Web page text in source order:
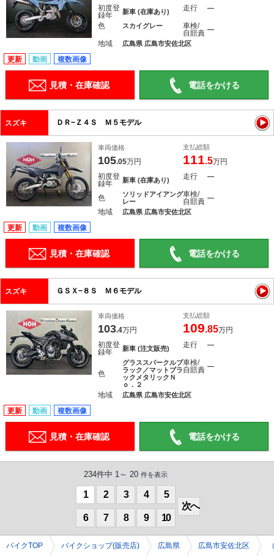
初度登
録年
新車 (在庫あり) 走行 ―
色 スカイグレー
車検/
自賠責 ―
地域 広島県 広島市安佐北区
更新 動画 複数画像
見積・在庫確認 電話をかける
スズキ ＤＲ−Ｚ４Ｓ Ｍ５モデル
車両価格
105.05万円
支払総額
111.5万円
初度登
録年
新車 (在庫あり) 走行 ―
色
ソリッドアイアング
レー
車検/
自賠責 ―
地域 広島県 広島市安佐北区
更新 動画 複数画像
見積・在庫確認 電話をかける
スズキ ＧＳＸ−８Ｓ Ｍ６モデル
車両価格
103.4万円
支払総額
109.85万円
初度登
録年
新車 (注文販売) 走行 ―
色
グラススパークルブ
ラック／マットブラ
ックメタリックＮ
ｏ．２
車検/
自賠責 ―
地域 広島県 広島市安佐北区
更新 動画 複数画像
見積・在庫確認 電話をかける
234件中 1～ 20 件を表示
1 2 3 4 5
6 7 8 9 10
次へ
バイクTOP バイクショップ(販売店) 広島県 広島市安佐北区